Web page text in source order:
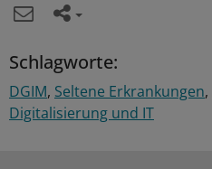
Schlagworte:
DGIM Seltene Erkrankungen
Digitalisierung und IT